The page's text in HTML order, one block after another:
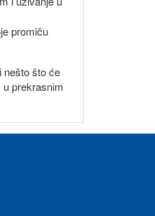
promiču
nešto što će
prekrasnim